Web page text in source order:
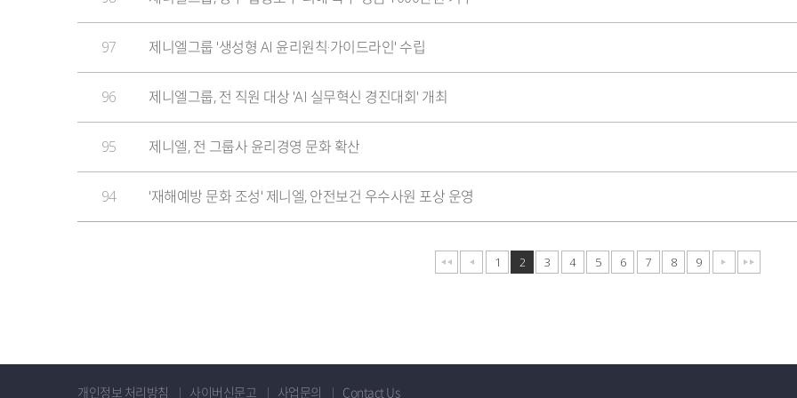
97 제니엘그룹 '생성형 AI 윤리원칙·가이드라인' 수립
96 제니엘그룹, 전 직원 대상 'AI 실무혁신 경진대회' 개최
95 제니엘, 전 그룹사 윤리경영 문화 확산
94 '재해예방 문화 조성' 제니엘, 안전보건 우수사원 포상 운영
1 2 3 4 5 6 7 8 9
개인정보 처리방침 사이버신문고 사업문의 Contact Us